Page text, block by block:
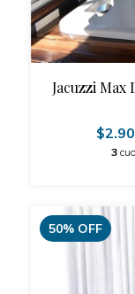
Jacuzzi Max
3
50% OFF